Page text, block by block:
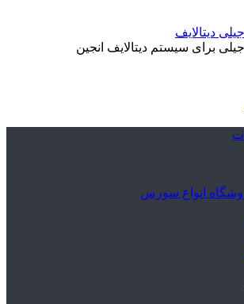
دیتالایف
برای سیستم دیتالایف انجین